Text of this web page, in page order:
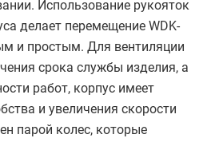
Использование рукояток
делает перемещение WDK-
и простым. Для вентиляции
срока службы изделия, а
работ, корпус имеет
и увеличения скорости
парой колес, которые